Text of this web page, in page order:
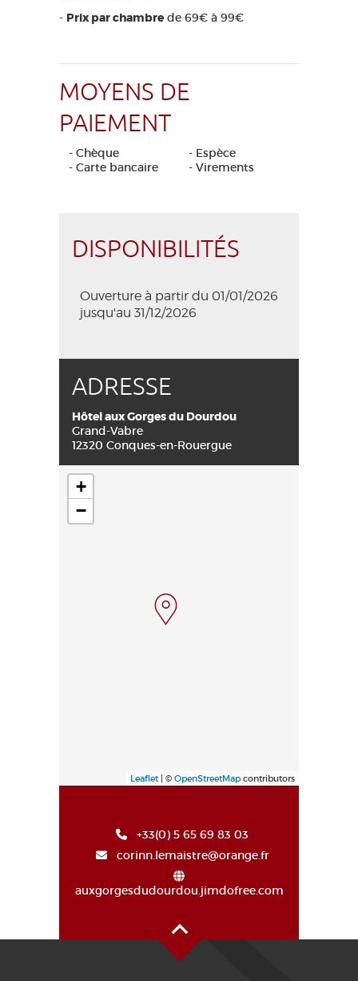
- Prix par chambre de 69€ à 99€
MOYENS DE
PAIEMENT
- Chèque
- Espèce
- Carte bancaire
- Virements
DISPONIBILITÉS
Ouverture à partir du 01/01/2026
jusqu'au 31/12/2026
ADRESSE
Hôtel aux Gorges du Dourdou
Grand-Vabre
12320 Conques-en-Rouergue
+
−
Leaflet| © OpenStreetMap contributors
+33(0) 5 65 69 83 03
corinn.lemaistre@orange.fr
auxgorgesdudourdou.jimdofree.com